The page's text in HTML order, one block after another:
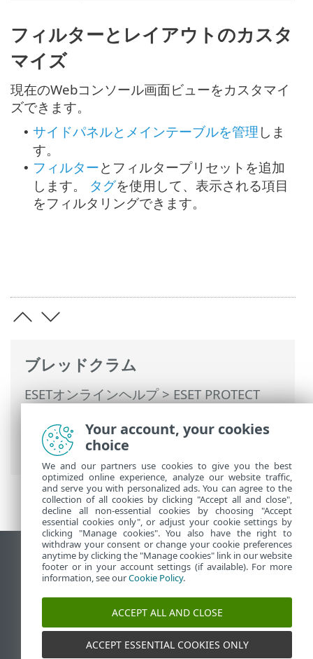
ブレッドクラム
ESETオンラインヘルプ>ESET PROTECT
ESET PROTECT On-Prem メインメニュー
レポート> レポートのスケジュール
フィルターとレイアウトのカスタ
マイズ
現在のWebコンソール画面ビューをカスタマイ
ズできます。
• サイドパネルとメインテーブルを管理 しま
す。
• フィルターとフィルタープリセットを追加
します。 タグを使用して、表示される項目
をフィルタリングできます。
デスクトップサイトの表示
End of Life
ESETナレッジベース
ESETフォーラム
ESET Status Portal
地域サポート
Your account, your cookies
choice
We and our partners use cookies to give you the best
optimized online experience, analyze our website traffic,
and serve you with personalized ads. You can agree to the
collection of all cookies by clicking "Accept all and close",
decline all non-essential cookies by choosing "Accept
essential cookies only", or adjust your cookie settings by
clicking "Manage cookies". You also have the right to
withdraw your consent or change your cookie preferences
anytime by clicking the "Manage cookies" link in our website
footer or in your account settings (if available). For more
information, see ourCookie Policy.
ACCEPT ALL AND CLOSE
ACCEPT ESSENTIAL COOKIES ONLY